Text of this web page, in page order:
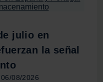
julio en
la señal
06/08/2026